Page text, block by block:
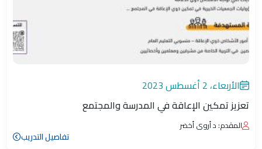
الأربعاء، 2 أغسطس 2023
تعزيز تمكين الإعاقة في المدرسة والمجتمع
المقدم: د أروى أخضر
تفاصيل التدريب